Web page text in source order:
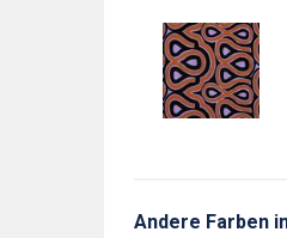
Andere Farben